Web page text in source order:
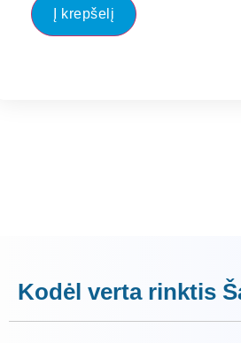
Į krepšelį
Kodėl verta rinktis